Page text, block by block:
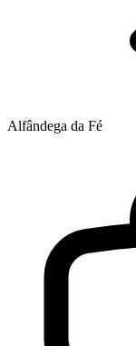
Alfândega da Fé